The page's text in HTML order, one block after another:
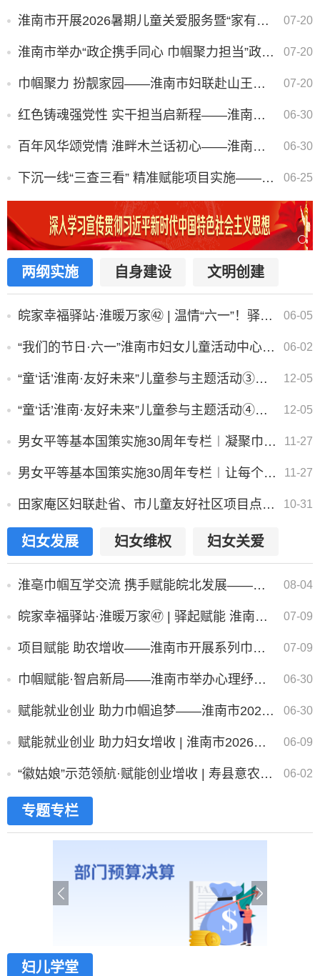
淮南市开展2026暑期儿童关爱服务暨“家有书香诵经典”亲子阅读活动 07-20
淮南市举办“政企携手同心 巾帼聚力担当”政企交流座谈会 07-20
巾帼聚力 扮靓家园——淮南市妇联赴山王镇开展人居环境整治共建主题活动 07-20
红色铸魂强党性 实干担当启新程——淮南市妇联开展 “七一” 主题党日暨专题党课活动 06-30
百年风华颂党情 淮畔木兰话初心——淮南市巾帼宣讲大赛决赛圆满举办 06-30
下沉一线“三查三看” 精准赋能项目实施——市妇联开展省市妇女发展项目专题调研指导 06-25
两纲实施 自身建设 文明创建
皖家幸福驿站·淮暖万家㊷ | 温情“六一”！驿站多彩活动点亮童年快乐时光 06-05
“我们的节日·六一”淮南市妇女儿童活动中心开展“童趣绽放庆六一 艺彩逐梦伴成长”系列主题活动 06-02
“童‘话’淮南·友好未来”儿童参与主题活动③︱小小体验官走进市少儿图书馆 12-05
“童‘话’淮南·友好未来”儿童参与主题活动④︱小小体验官走进弘湖社区 12-05
男女平等基本国策实施30周年专栏︱凝聚巾帼力量 绘就妇女发展新画卷 11-27
男女平等基本国策实施30周年专栏︱让每个“她”绽放时代芳华 11-27
田家庵区妇联赴省、市儿童友好社区项目点调研指导 10-31
妇女发展 妇女维权 妇女关爱
淮亳巾帼互学交流 携手赋能皖北发展——市女企协赴亳州开展学习交流活动 08-04
皖家幸福驿站·淮暖万家㊼ | 驿起赋能 淮南开展妈妈岗就业技能公益培训 07-09
项目赋能 助农增收——淮南市开展系列巾帼科技助农培训 07-09
巾帼赋能·智启新局——淮南市举办心理纾压与自媒体实操专题培训 06-30
赋能就业创业 助力巾帼追梦——淮南市2026年度“徽姑娘”养老技能培训班圆满落幕 06-30
赋能就业创业 助力妇女增收 | 淮南市2026年度第二期“徽姑娘”就业创业培训班圆满结束 06-09
“徽姑娘”示范领航·赋能创业增收 | 寿县意农养殖家庭农场举办电商技能培训 06-02
专题专栏
妇儿学堂